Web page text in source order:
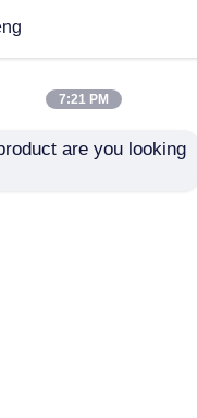
참깨
흐
7:21 PM
are you looking